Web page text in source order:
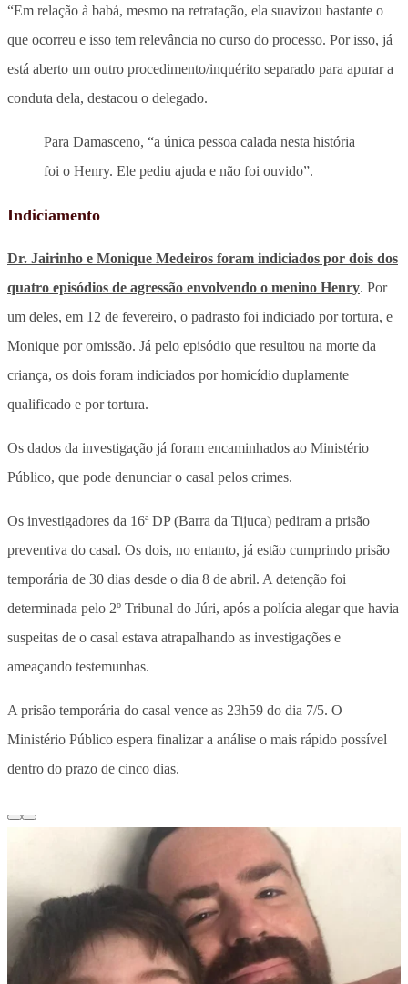
“Em relação à babá, mesmo na retratação, ela suavizou bastante o
que ocorreu e isso tem relevância no curso do processo. Por isso, já
está aberto um outro procedimento/inquérito separado para apurar a
conduta dela, destacou o delegado.
Para Damasceno, “a única pessoa calada nesta história
foi o Henry. Ele pediu ajuda e não foi ouvido”.
Indiciamento
Dr. Jairinho e Monique Medeiros foram indiciados por dois dos
quatro episódios de agressão envolvendo o menino Henry. Por
um deles, em 12 de fevereiro, o padrasto foi indiciado por tortura, e
Monique por omissão. Já pelo episódio que resultou na morte da
criança, os dois foram indiciados por homicídio duplamente
qualificado e por tortura.
Os dados da investigação já foram encaminhados ao Ministério
Público, que pode denunciar o casal pelos crimes.
Os investigadores da 16ª DP (Barra da Tijuca) pediram a prisão
preventiva do casal. Os dois, no entanto, já estão cumprindo prisão
temporária de 30 dias desde o dia 8 de abril. A detenção foi
determinada pelo 2º Tribunal do Júri, após a polícia alegar que havia
suspeitas de o casal estava atrapalhando as investigações e
ameaçando testemunhas.
A prisão temporária do casal vence as 23h59 do dia 7/5. O
Ministério Público espera finalizar a análise o mais rápido possível
dentro do prazo de cinco dias.